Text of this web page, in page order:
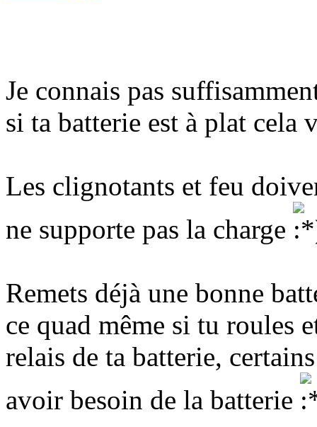
Je connais pas
si ta batterie est à plat cela
Les clignotants et feu
ne supporte pas la charge
Remets déjà une bonne
ce quad même si tu roules
relais de ta batterie,
avoir besoin de la batterie